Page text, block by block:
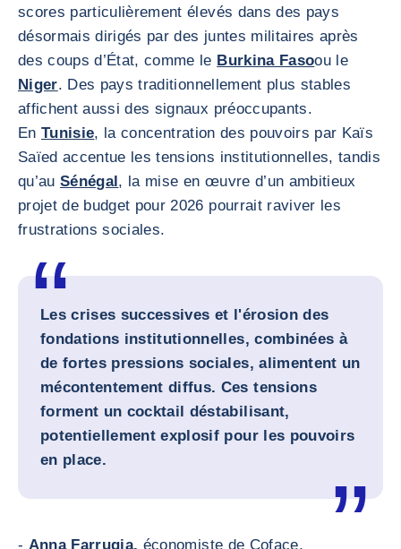
scores particulièrement élevés dans des pays
désormais dirigés par des juntes militaires après
des coups d’État, comme le Burkina Fasoou le
Niger. Des pays traditionnellement plus stables
affichent aussi des signaux préoccupants.
EnTunisie, la concentration des pouvoirs par Kaïs
Saïed accentue les tensions institutionnelles, tandis
qu’auSénégal, la mise en œuvre d’un ambitieux
projet de budget pour 2026 pourrait raviver les
frustrations sociales.
Les crises successives et l'érosion des
fondations institutionnelles, combinées à
de fortes pressions sociales, alimentent un
mécontentement diffus. Ces tensions
forment un cocktail déstabilisant,
potentiellement explosif pour les pouvoirs
en place.
- Anna Farrugia, économiste de Coface.